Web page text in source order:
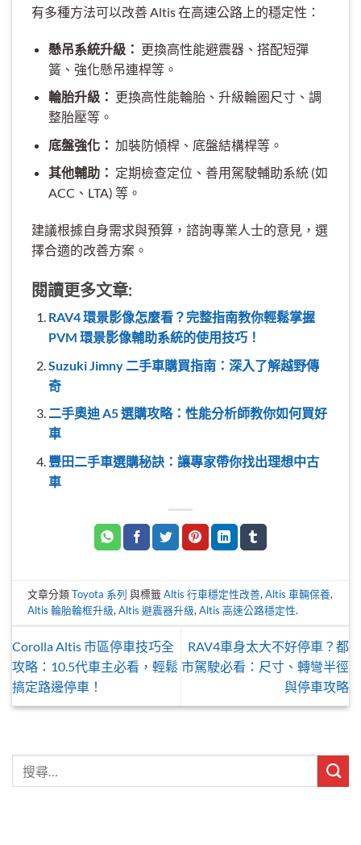
有多種方法可以改善 Altis 在高速公路上的穩定性：
懸吊系統升級： 更換高性能避震器、搭配短彈
簧、強化懸吊連桿等。
輪胎升級： 更換高性能輪胎、升級輪圈尺寸、調
整胎壓等。
底盤強化： 加裝防傾桿、底盤結構桿等。
其他輔助： 定期檢查定位、善用駕駛輔助系統 (如
ACC、LTA) 等。
建議根據自身需求與預算，諮詢專業人士的意見，選
擇合適的改善方案。
閱讀更多文章:
RAV4 環景影像怎麼看？完整指南教你輕鬆掌握
PVM 環景影像輔助系統的使用技巧！
Suzuki Jimny 二手車購買指南：深入了解越野傳
奇
二手奧迪 A5 選購攻略：性能分析師教你如何買好
車
豐田二手車選購秘訣：讓專家帶你找出理想中古
車
文章分類Toyota 系列 與標籤Altis 行車穩定性改善,Altis 車輛保養,
Altis 輪胎輪框升級,Altis 避震器升級,Altis 高速公路穩定性.
Corolla Altis 市區停車技巧全
攻略：10.5代車主必看，輕鬆
搞定路邊停車！
RAV4車身太大不好停車？都
市駕駛必看：尺寸、轉彎半徑
與停車攻略